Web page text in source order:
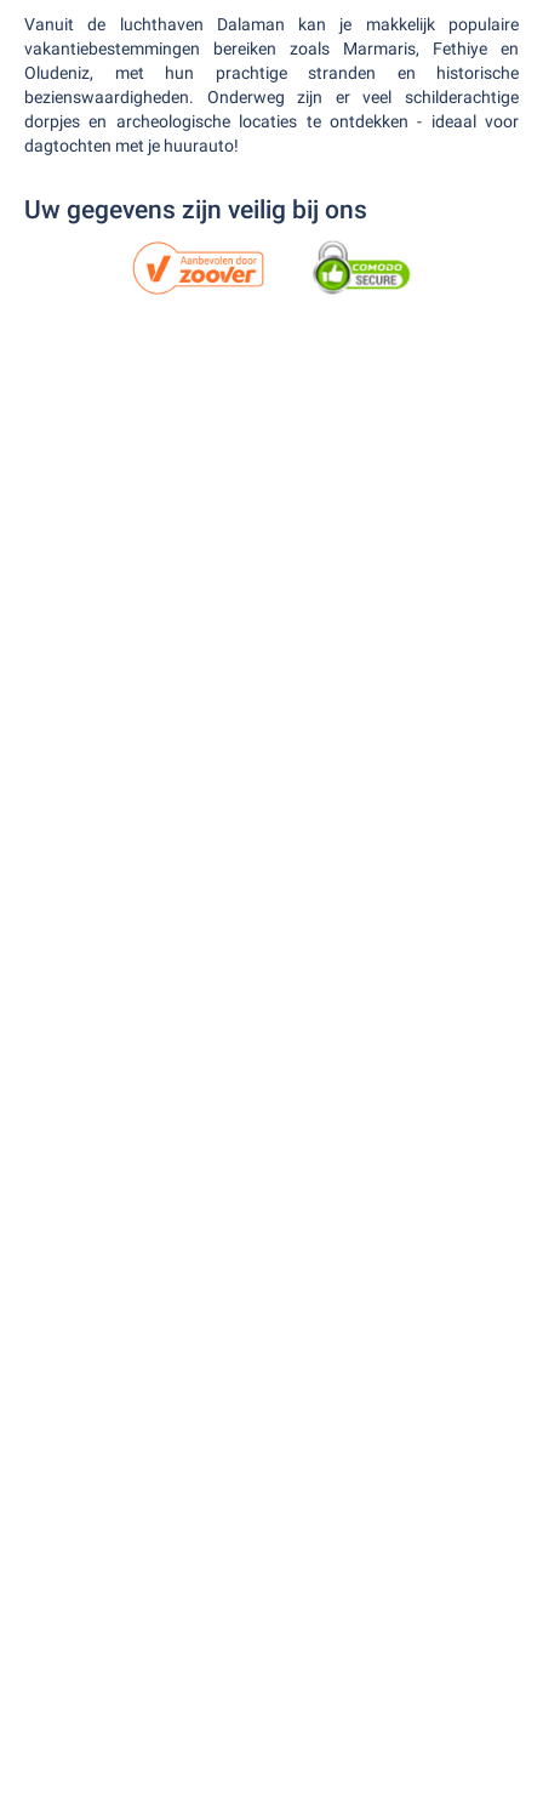
Vanuit de luchthaven Dalaman kan je makkelijk populaire
vakantiebestemmingen bereiken zoals Marmaris, Fethiye en
Oludeniz, met hun prachtige stranden en historische
bezienswaardigheden. Onderweg zijn er veel schilderachtige
dorpjes en archeologische locaties te ontdekken - ideaal voor
dagtochten met je huurauto!
Uw gegevens zijn veilig bij ons